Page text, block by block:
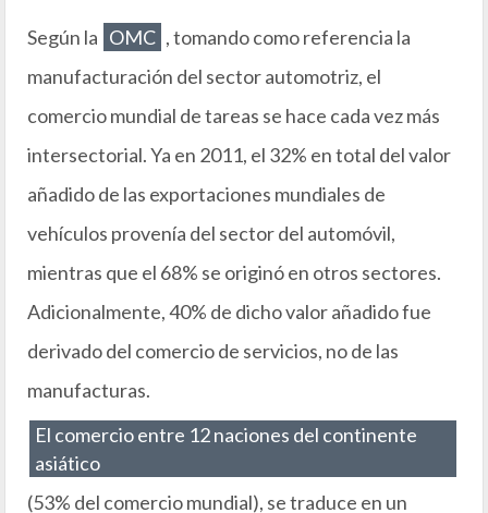
Según la OMC , tomando como referencia la
manufacturación del sector automotriz, el
comercio mundial de tareas se hace cada vez más
intersectorial. Ya en 2011, el 32% en total del valor
añadido de las exportaciones mundiales de
vehículos provenía del sector del automóvil,
mientras que el 68% se originó en otros sectores.
Adicionalmente, 40% de dicho valor añadido fue
derivado del comercio de servicios, no de las
manufacturas.
El comercio entre 12 naciones del continente
asiático
(53% del comercio mundial), se traduce en un